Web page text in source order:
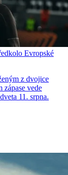
Evropské
z dvojice
zápase vede
11. srpna.